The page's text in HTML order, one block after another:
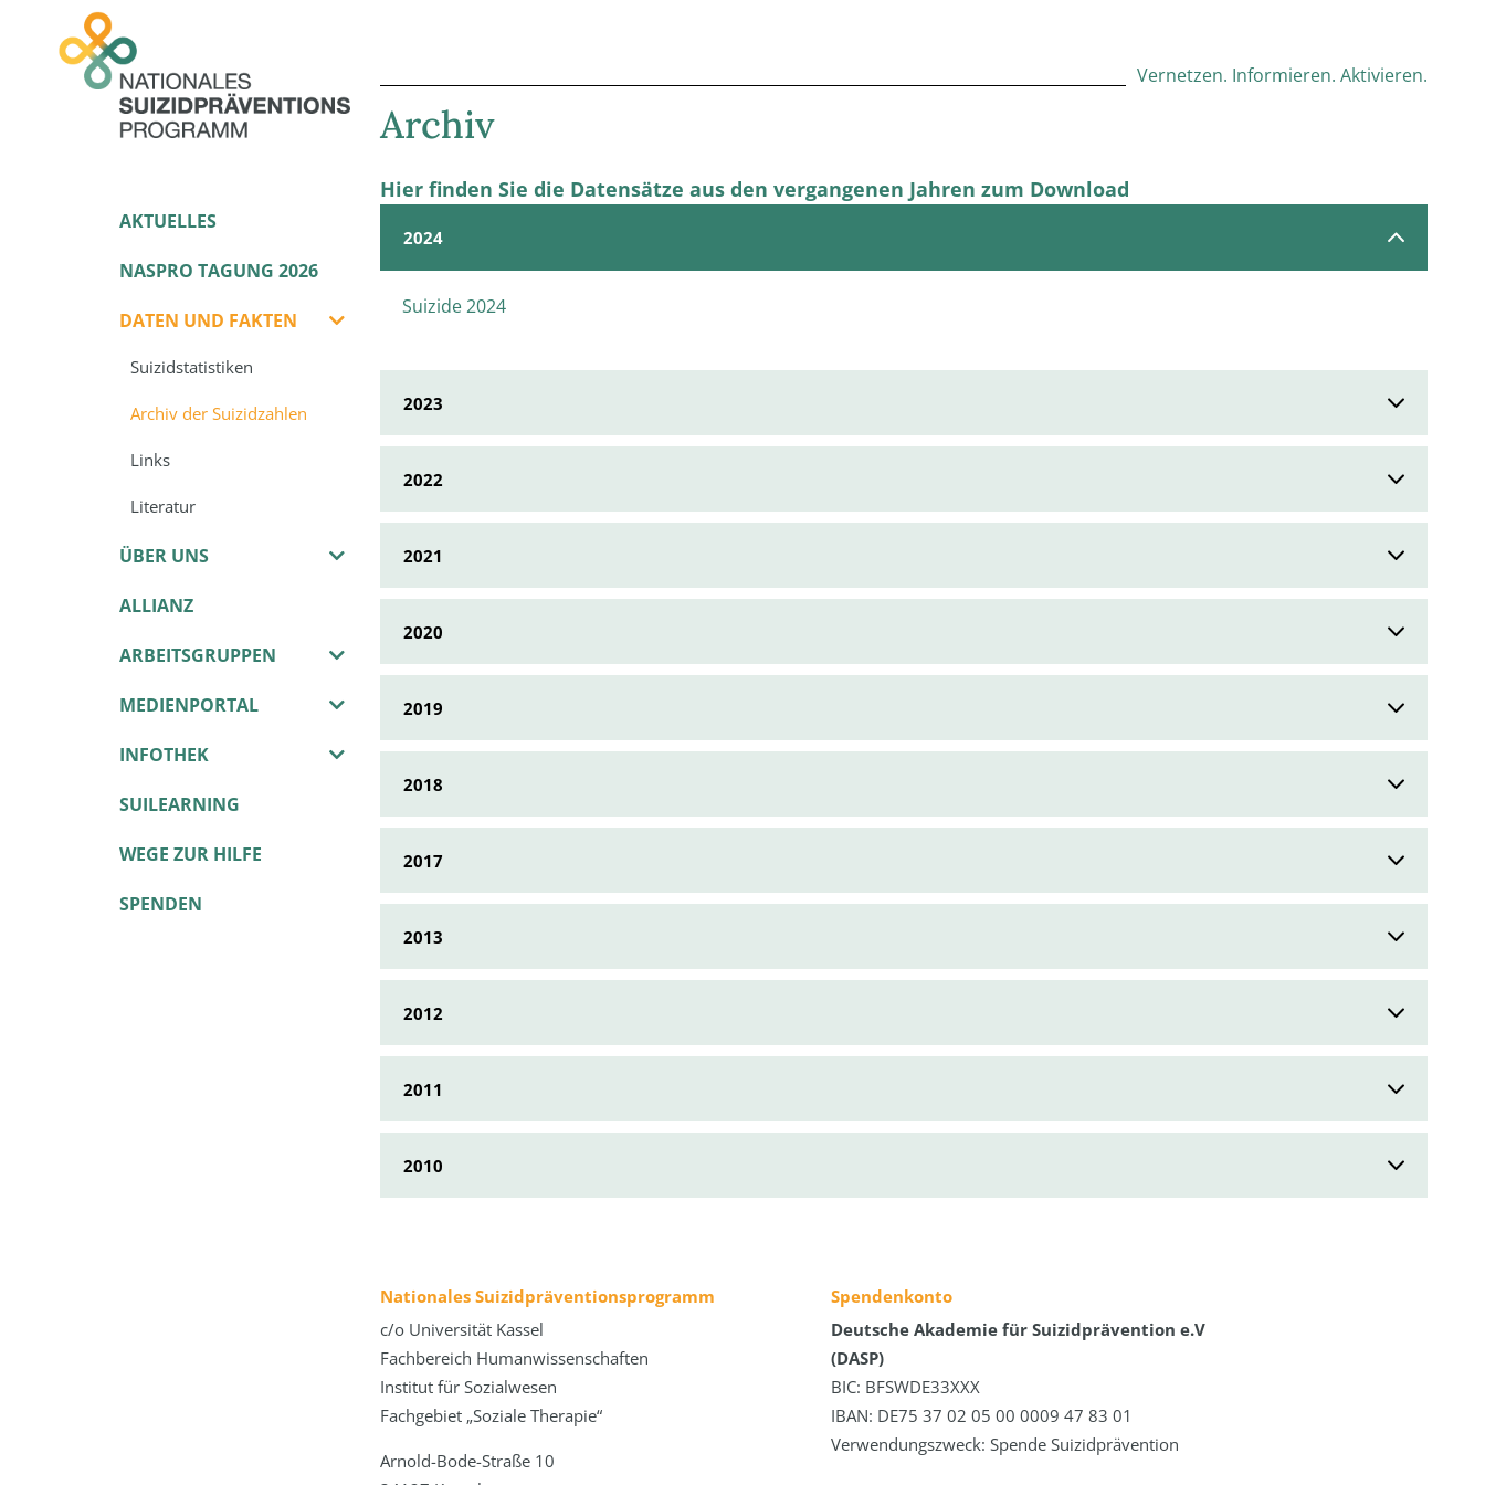
AKTUELLES
NASPRO TAGUNG 2026
DATEN UND FAKTEN
Suizidstatistiken
Archiv der Suizidzahlen
Links
Literatur
ÜBER UNS
ALLIANZ
ARBEITSGRUPPEN
MEDIENPORTAL
INFOTHEK
SUILEARNING
WEGE ZUR HILFE
SPENDEN
Vernetzen. Informieren. Aktivieren.
Archiv
Hier finden Sie die Datensätze aus den vergangenen Jahren zum Download
2024
Suizide 2024
2023
2022
2021
2020
2019
2018
2017
2013
2012
2011
2010
Nationales Suizidpräventionsprogramm
c/o Universität Kassel
Fachbereich Humanwissenschaften
Institut für Sozialwesen
Fachgebiet „Soziale Therapie“
Arnold-Bode-Straße 10
Spendenkonto
Deutsche Akademie für Suizidprävention e.V
(DASP)
BIC: BFSWDE33XXX
IBAN: DE75 37 02 05 00 0009 47 83 01
Verwendungszweck: Spende Suizidprävention